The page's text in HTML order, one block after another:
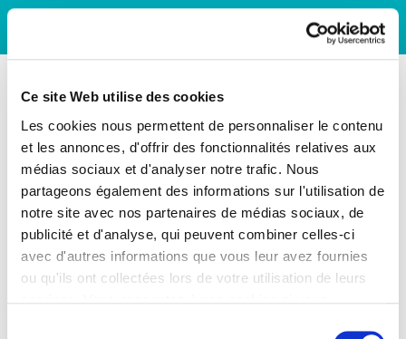
Ce site Web utilise des cookies
Les cookies nous permettent de personnaliser le contenu
et les annonces, d'offrir des fonctionnalités relatives aux
médias sociaux et d'analyser notre trafic. Nous
partageons également des informations sur l'utilisation de
notre site avec nos partenaires de médias sociaux, de
publicité et d'analyse, qui peuvent combiner celles-ci
avec d'autres informations que vous leur avez fournies
ou qu'ils ont collectées lors de votre utilisation de leurs